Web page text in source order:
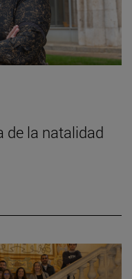
de la natalidad